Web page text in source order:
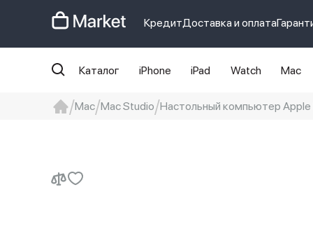
КредитДоставка и оплата
Каталог iPhone iPad Watch Mac
Mac Mac Studio Настольный компьютер